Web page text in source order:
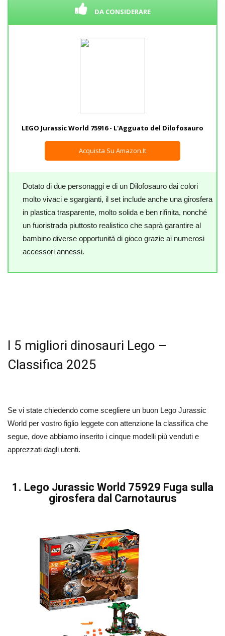
DA CONSIDERARE
LEGO Jurassic World 75916 - L'Agguato del Dilofosauro
Acquista Su Amazon.it
Dotato di due personaggi e di un Dilofosauro dai colori
molto vivaci e sgargianti, il set include anche una girosfera
in plastica trasparente, molto solida e ben rifinita, nonché
un fuoristrada piuttosto realistico che saprà garantire al
bambino diverse opportunità di gioco grazie ai numerosi
accessori annessi.
I 5 migliori dinosauri Lego –
Classifica 2025
Se vi state chiedendo come scegliere un buon Lego Jurassic
World per vostro figlio leggete con attenzione la classifica che
segue, dove abbiamo inserito i cinque modelli più venduti e
apprezzati dagli utenti.
1. Lego Jurassic World 75929 Fuga sulla
girosfera dal Carnotaurus